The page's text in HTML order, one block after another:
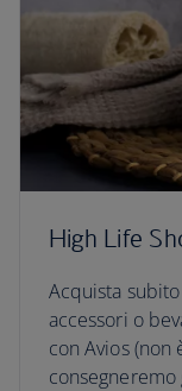
High Life
Acquista
accessori o
con Avios (non